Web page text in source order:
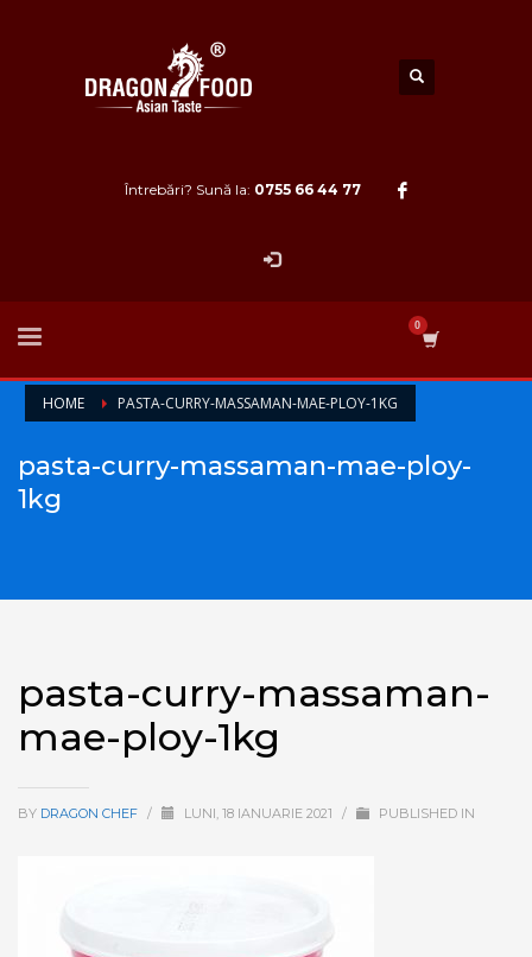
Întrebări? Sună la: 0755 66 44 77
HOME PASTA-CURRY-MASSAMAN-MAE-PLOY-1KG
pasta-curry-massaman-mae-ploy-
1kg
pasta-curry-massaman-
mae-ploy-1kg
BY DRAGON CHEF / LUNI, 18 IANUARIE 2021 / PUBLISHED IN